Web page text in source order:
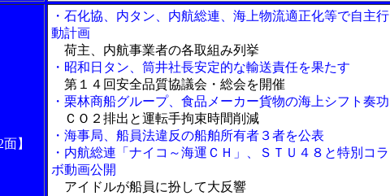
】
・石化協、内タン、内航総連、海上物流適正化等で自主行
動計画
荷主、内航事業者の各取組み列挙
・昭和日タン、筒井社長安定的な輸送責任を果たす
第１４回安全品質協議会・総会を開催
・栗林商船グループ、食品メーカー貨物の海上シフト奏功
ＣＯ２排出と運転手拘束時間削減
・海事局、船員法違反の船舶所有者３者を公表
・内航総連「ナイコ～海運ＣＨ」、ＳＴＵ４８と特別コラ
ボ動画公開
アイドルが船員に扮して大反響